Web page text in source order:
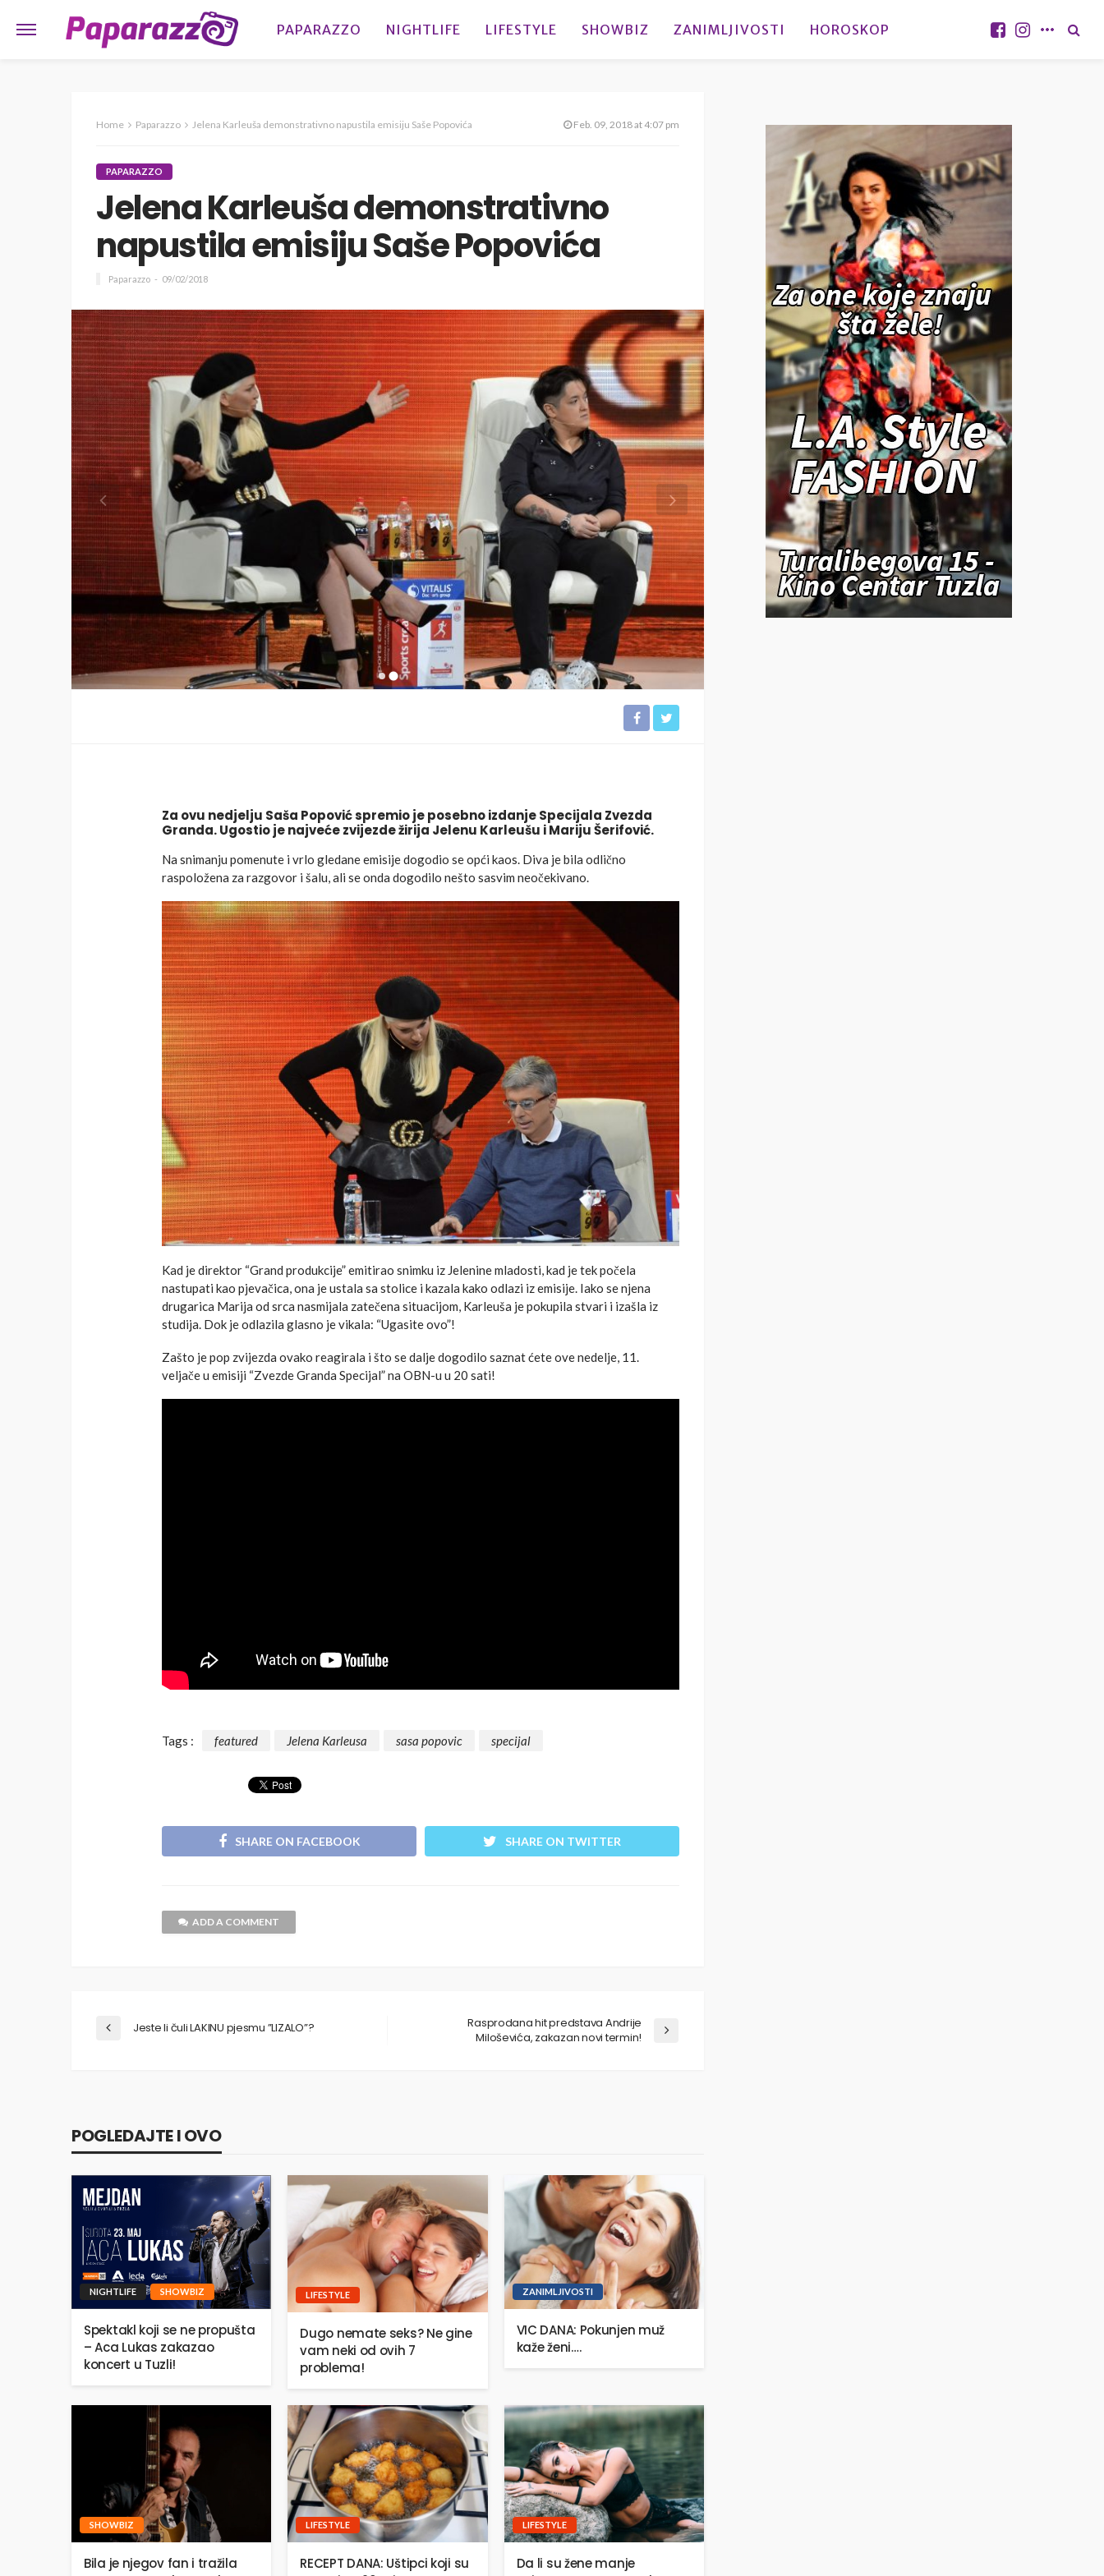
PAPARAZZO NIGHTLIFE LIFESTYLE SHOWBIZ ZANIMLJIVOSTI HOROSKOP
Home Paparazzo Jelena Karleuša demonstrativno napustila emisiju Saše Popovića Feb. 09, 2018 at 4:07 pm
PAPARAZZO
Jelena Karleuša demonstrativno
napustila emisiju Saše Popovića
Paparazzo 09/02/2018
Za ovu nedjelju Saša Popović spremio je posebno izdanje Specijala Zvezda
Granda. Ugostio je najveće zvijezde žirija Jelenu Karleušu i Mariju Šerifović.
Na snimanju pomenute i vrlo gledane emisije dogodio se opći kaos. Diva je bila odlično
raspoložena za razgovor i šalu, ali se onda dogodilo nešto sasvim neočekivano.
Kad je direktor “Grand produkcije” emitirao snimku iz Jelenine mladosti, kad je tek počela
nastupati kao pjevačica, ona je ustala sa stolice i kazala kako odlazi iz emisije. Iako se njena
drugarica Marija od srca nasmijala zatečena situacijom, Karleuša je pokupila stvari i izašla iz
studija. Dok je odlazila glasno je vikala: “Ugasite ovo”!
Zašto je pop zvijezda ovako reagirala i što se dalje dogodilo saznat ćete ove nedelje, 11.
veljače u emisiji “Zvezde Granda Specijal” na OBN-u u 20 sati!
Tags : featured Jelena Karleusa sasa popovic specijal
SHARE ON FACEBOOK SHARE ON TWITTER
ADD A COMMENT
Jeste li čuli LAKINU pjesmu ”LIZALO”?
Rasprodana hit predstava Andrije
Miloševića, zakazan novi termin!
POGLEDAJTE I OVO
NIGHTLIFE SHOWBIZ
Spektakl koji se ne propušta
– Aca Lukas zakazao
koncert u Tuzli!
LIFESTYLE
Dugo nemate seks? Ne gine
vam neki od ovih 7
problema!
ZANIMLJIVOSTI
VIC DANA: Pokunjen muž
kaže ženi….
SHOWBIZ
Bila je njegov fan i tražila
LIFESTYLE
RECEPT DANA: Uštipci koji su
LIFESTYLE
Da li su žene manje